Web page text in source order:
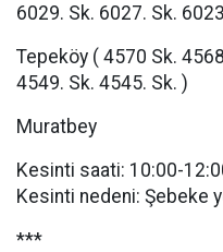
6029. Sk. 6027. Sk.
Tepeköy ( 4570 Sk.
4549. Sk. 4545. Sk. )
Muratbey
Kesinti saati: 10:00-
Kesinti nedeni: Şebeke
***